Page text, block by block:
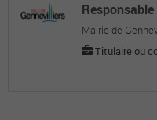
Mairie de
Titulaire ou